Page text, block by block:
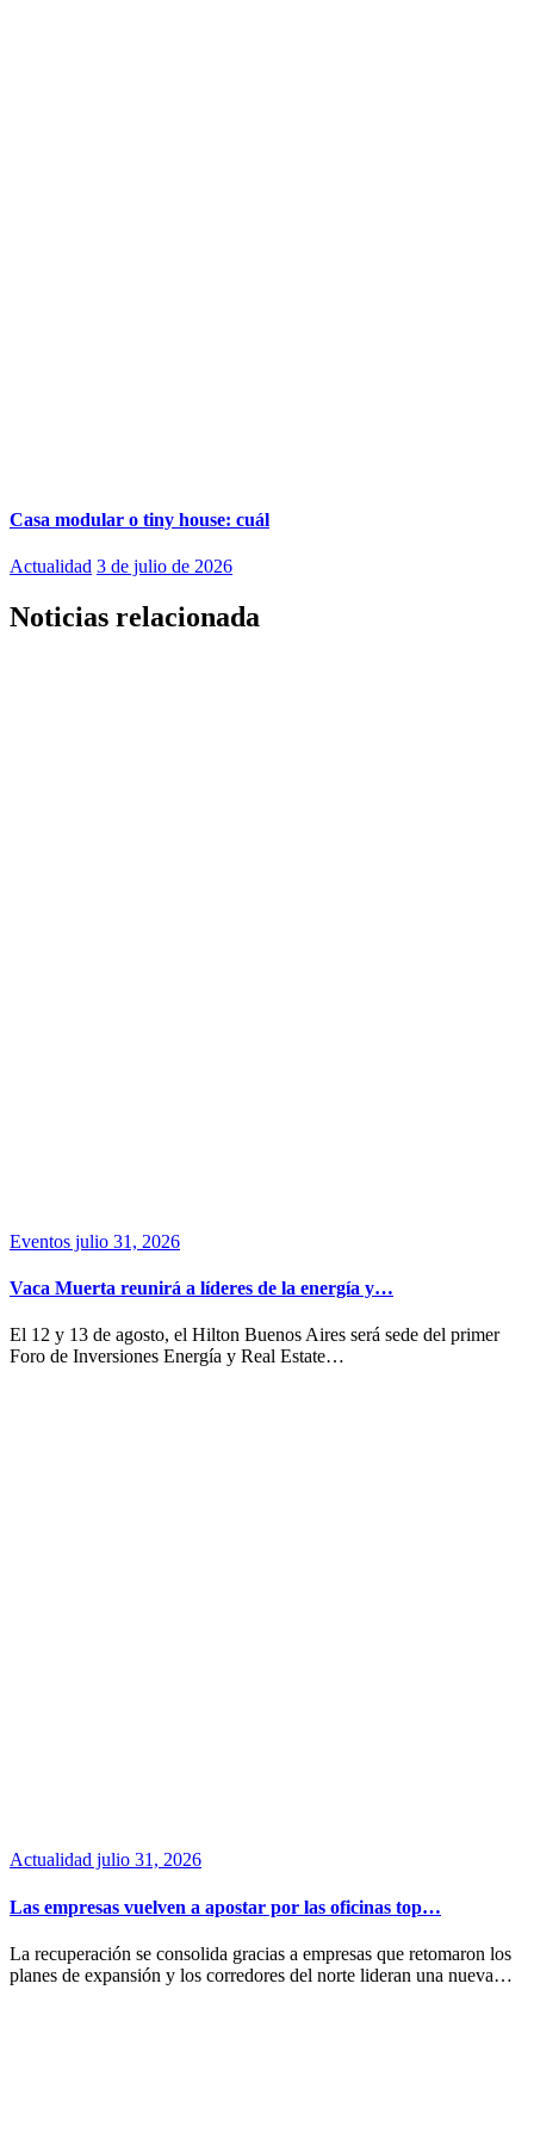
Casa modular o tiny house: cuál
Actualidad 3 de julio de 2026
Noticias relacionada
Eventos julio 31, 2026
Vaca Muerta reunirá a líderes de la energía y…
El 12 y 13 de agosto, el Hilton Buenos Aires será sede del primer
Foro de Inversiones Energía y Real Estate…
Actualidad julio 31, 2026
Las empresas vuelven a apostar por las oficinas top…
La recuperación se consolida gracias a empresas que retomaron los
planes de expansión y los corredores del norte lideran una nueva…